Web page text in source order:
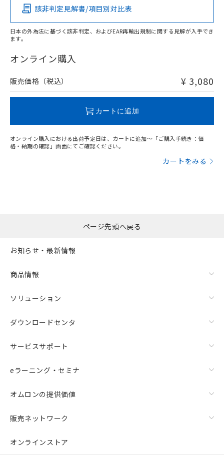
O
在庫等で未対応品が混在する可能性があります。
問い合わせください。
該非判定見解書/項目別対比表
日本の外為法に基づく該非判定、およびEAR再輸出規制に関する見解が入手でき
ます。
オンライン購入
販売価格（税込） ¥ 3,080
カートに追加
オンライン購入における出荷予定日は、カートに追加～「ご購入手続き：価
格・納期の確認」画面にてご確認ください。
カートをみる
ページ先頭へ戻る
お知らせ・最新情報
商品情報
ソリューション
ダウンロードセンタ
サービスサポート
eラーニング・セミナ
オムロンの提供価値
販売ネットワーク
オンラインストア